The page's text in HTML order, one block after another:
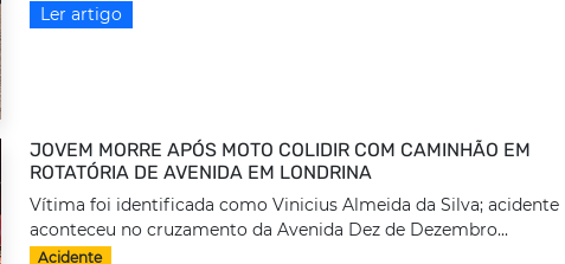
Ler artigo
JOVEM MORRE APÓS MOTO COLIDIR COM CAMINHÃO EM
ROTATÓRIA DE AVENIDA EM LONDRINA
Vítima foi identificada como Vinicius Almeida da Silva; acidente
aconteceu no cruzamento da Avenida Dez de Dezembro...
Acidente